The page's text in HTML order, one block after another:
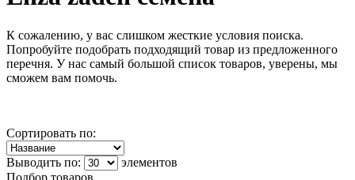
К сожалению, у вас слишком жесткие условия поиска.
Попробуйте подобрать подходящий товар из предложенного
перечня. У нас самый большой список товаров, уверены, мы
сможем вам помочь.
Сортировать по:
Выводить по:
элементов
Подбор товаров